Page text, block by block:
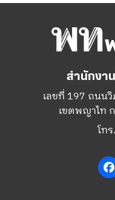
สำนักงา
เลขที่ 197 ถนน
เขตพญาไท
โท